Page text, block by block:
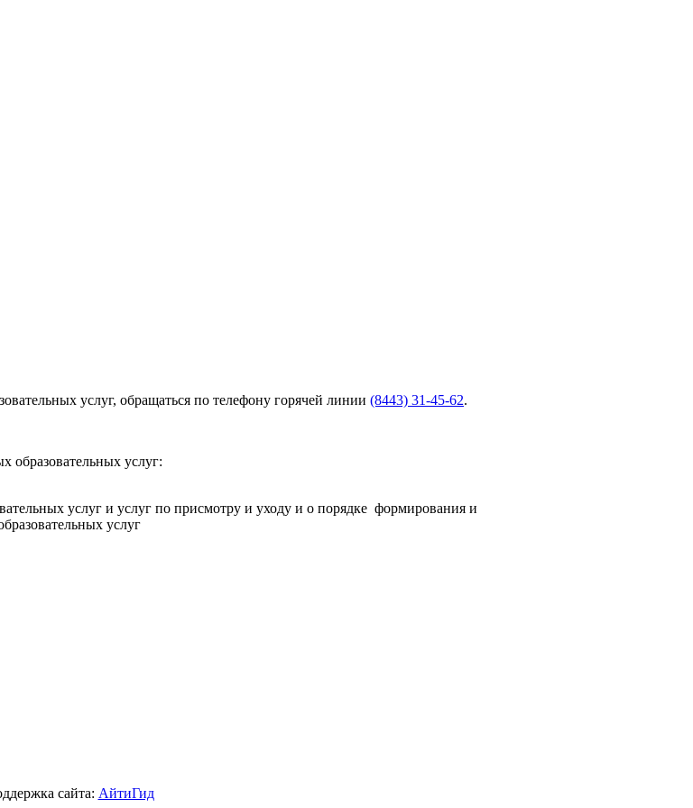
услуг, обращаться по телефону горячей линии (8443) 31-45-62.
образовательных услуг:
услуг и услуг по присмотру и уходу и о порядке формирования и
услуг
сайта: АйтиГид